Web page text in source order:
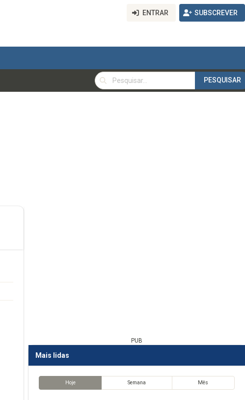
ENTRAR SUBSCREVER
PESQUISAR
PESQUISAR
PUB
Mais lidas
Hoje Semana Mês